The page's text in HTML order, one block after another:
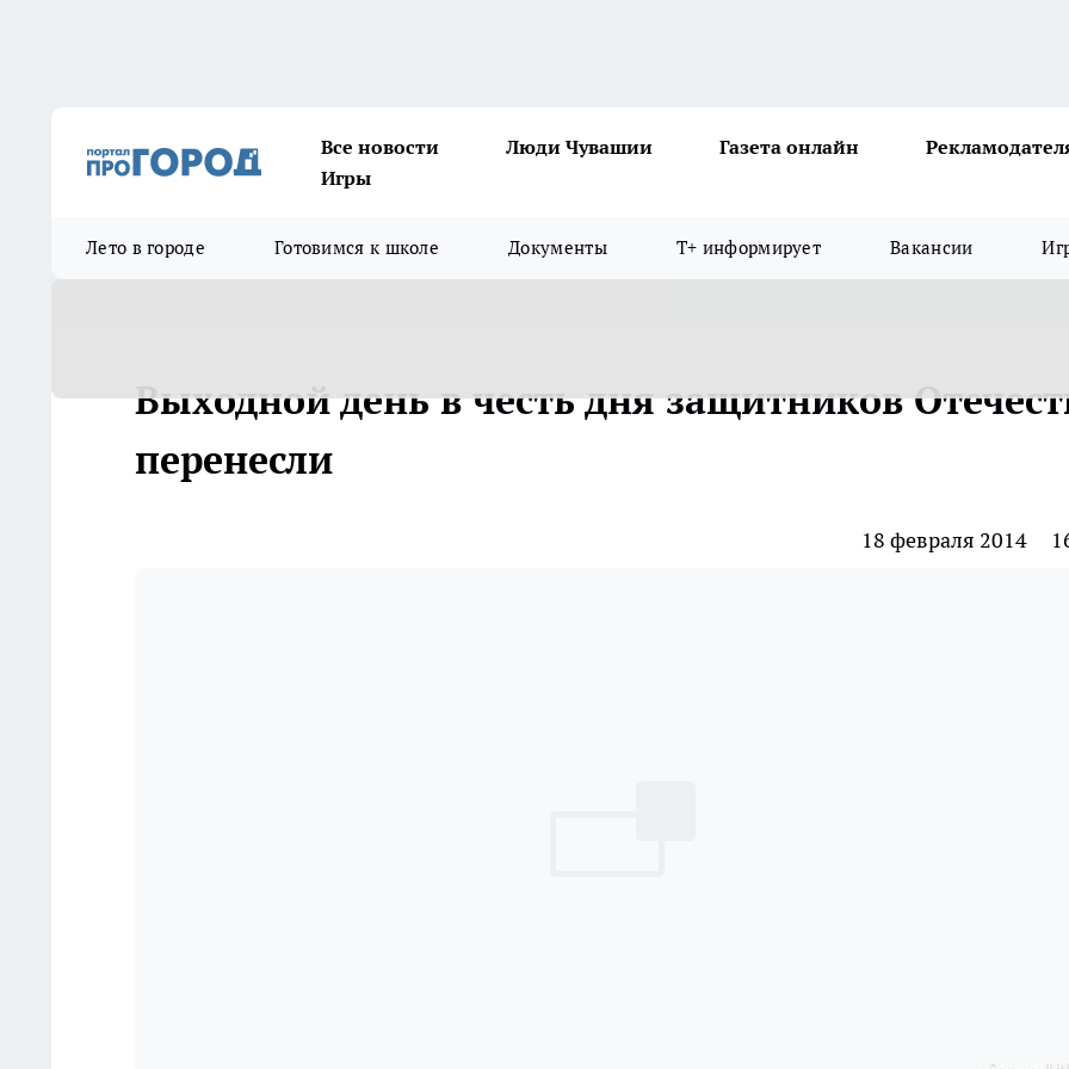
Все новости Люди Чувашии Газета онлайн
Игры
Лето в городе Готовимся к школе Документы Т+ информирует Вакансии
Выходной день в честь дня защитников
перенесли
18 февраля 2014